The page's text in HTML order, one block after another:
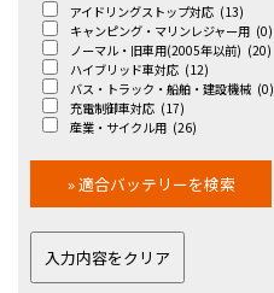
アイドリングストップ対応 (13)
キャンピング・マリンレジャー用 (0)
ノーマル・旧車用(2005年以前) (20)
ハイブリッド車対応 (12)
バス・トラック・船舶・建設機械 (0)
充電制御車対応 (17)
産業・サイクル用 (26)